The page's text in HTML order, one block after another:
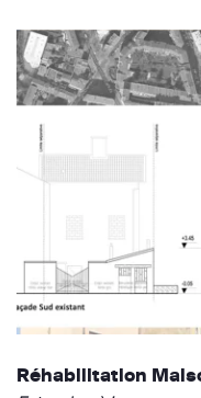
Réhabilitation